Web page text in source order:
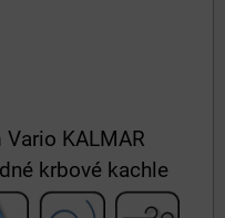
KALMAR
krbové kachle